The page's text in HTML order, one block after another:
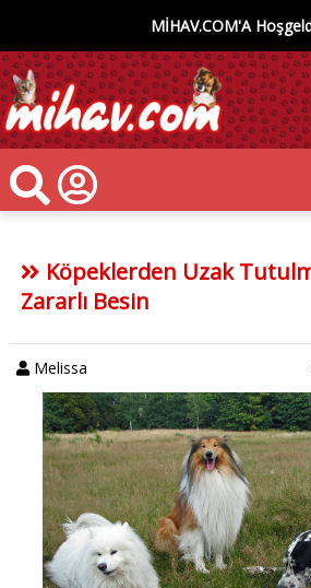
MİHAV.COM'A
Köpeklerden Uzak
Zararlı Besin
Melissa